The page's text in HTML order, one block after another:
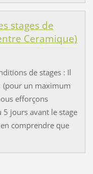
stages de
Ceramique)
de stages : Il
un maximum
efforçons
5 jours avant le stage
comprendre que